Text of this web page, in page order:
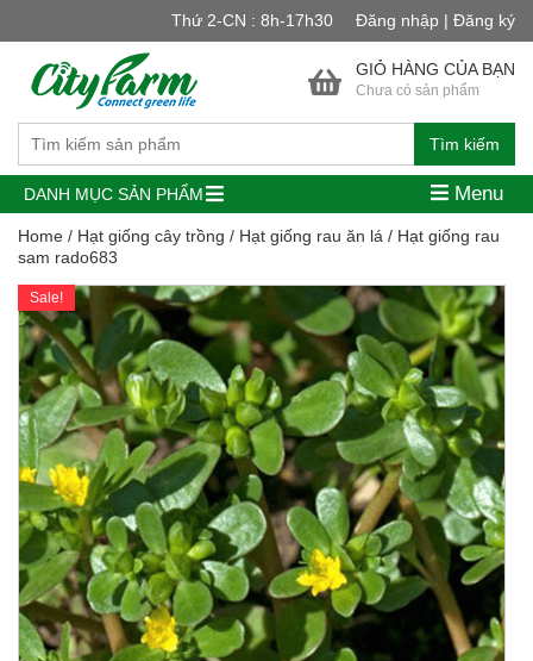
Thứ 2-CN : 8h-17h30 Đăng nhập | Đăng ký
Tìm kiếm
GIỎ HÀNG CỦA BẠN
Chưa có sản phẩm
DANH MỤC SẢN PHẨM Menu
Home / Hạt giống cây trồng / Hạt giống rau ăn lá / Hạt giống rau
sam rado683
Sale!